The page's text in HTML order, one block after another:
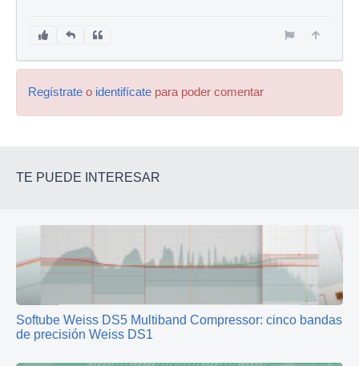
Regístrate o identifícate para poder comentar
TE PUEDE INTERESAR
Softube Weiss DS5 Multiband Compressor: cinco bandas
de precisión Weiss DS1